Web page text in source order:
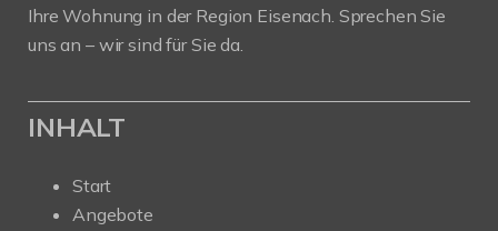
Ihre Wohnung in der Region Eisenach. Sprechen Sie
uns an – wir sind für Sie da.
INHALT
Start
Angebote